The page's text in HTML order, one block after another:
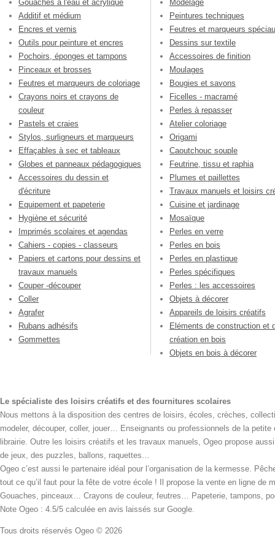
Gouaches à l'eau et acrylique
Additif et médium
Encres et vernis
Outils pour peinture et encres
Pochoirs, éponges et tampons
Pinceaux et brosses
Feutres et marqueurs de coloriage
Crayons noirs et crayons de
couleur
Pastels et craies
Stylos, surligneurs et marqueurs
Effaçables à sec et tableaux
Globes et panneaux pédagogiques
Accessoires du dessin et
d'écriture
Equipement et papeterie
Hygiène et sécurité
Imprimés scolaires et agendas
Cahiers - copies - classeurs
Papiers et cartons pour dessins et
travaux manuels
Couper -découper
Coller
Agrafer
Rubans adhésifs
Gommettes
Modelage
Peintures techniques
Feutres et marqueurs
Dessins sur textile
Accessoires de finition
Moulages
Bougies et savons
Ficelles - macramé
Perles à repasser
Atelier coloriage
Origami
Caoutchouc souple
Feutrine, tissu et raphia
Plumes et paillettes
Travaux manuels et loisirs
Cuisine et jardinage
Mosaïque
Perles en verre
Perles en bois
Perles en plastique
Perles spécifiques
Perles : les accessoires
Objets à décorer
Appareils de loisirs créatifs
Eléments de construction et
création en bois
Objets en bois à décorer
Le spécialiste des loisirs créatifs et des fournitures scolaires
Nous mettons à la disposition des centres de loisirs, écoles, crèches,
modeler, découper, coller, jouer… Enseignants ou professionnels de la
librairie. Outre les loisirs créatifs et les travaux manuels, Ogeo propose
de jeux, des puzzles, ballons, raquettes…
Ogeo c’est aussi le partenaire idéal pour l’organisation de la kermesse.
tout ce qu’il faut pour la fête de votre école ! Il propose la vente en ligne
Gouaches, pinceaux… Crayons de couleur, feutres… Papeterie, tampons,
Note Ogeo : 4.5/5 calculée en avis laissés sur Google.
Tous droits réservés Ogeo © 2026